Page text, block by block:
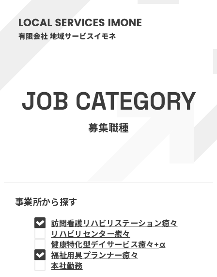
医療・介護事業
訪問看護リハビリステーション癒々
福祉用具プランナー癒々
教育事業
姫路中央こども園
姫路中央保育園
JOB CATEGORY
募集職種
事業所から探す
訪問看護リハビリステーション癒々
リハビリセンター癒々
健康特化型デイサービス癒々+α
福祉用具プランナー癒々
本社勤務